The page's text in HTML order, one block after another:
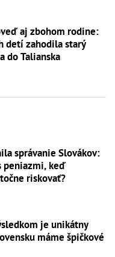
aj zbohom rodine:
detí zahodila starý
do Talianska
správanie Slovákov:
peniazmi, keď
riskovať?
je unikátny
máme špičkové